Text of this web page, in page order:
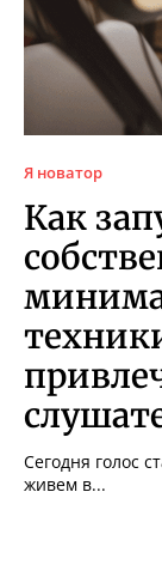
Я новатор
Как
Сегодня голос
живем в...